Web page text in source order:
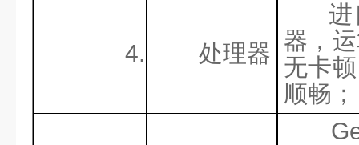
4. 处理器 器，
无卡
顺畅；